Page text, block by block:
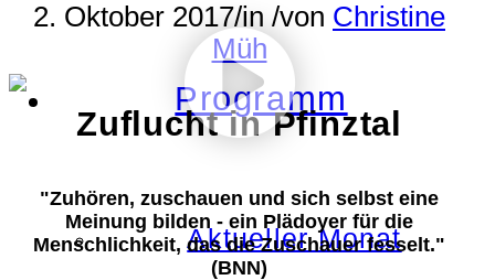
Programm
Aktueller Monat
2. Oktober 2017/in /von Christine
Müh
Zuflucht in Pfinztal
"Zuhören, zuschauen und sich selbst eine
Meinung bilden - ein Plädoyer für die
Menschlichkeit, das die Zuschauer fesselt."
(BNN)